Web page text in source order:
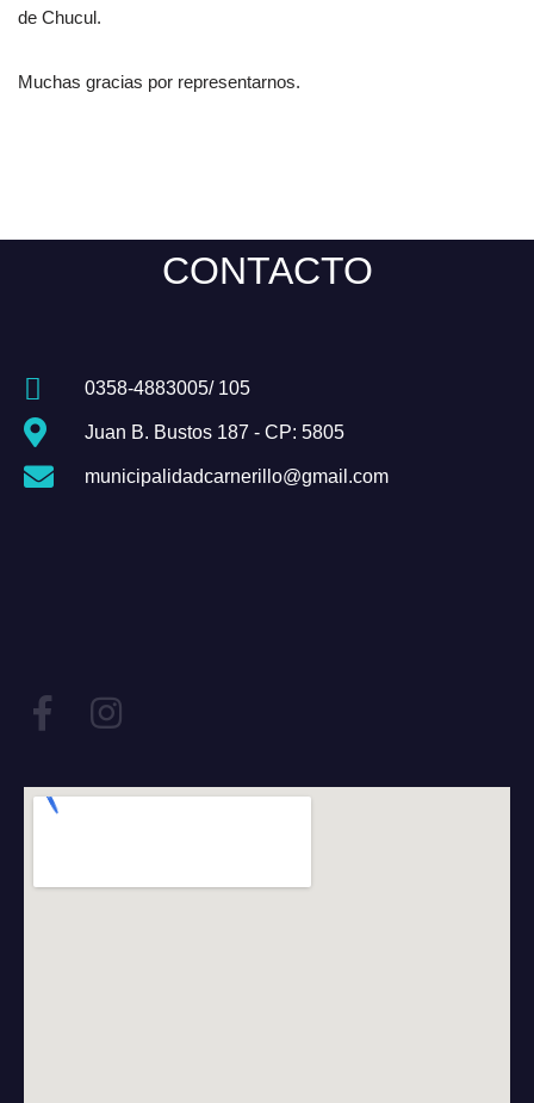
de Chucul.
Muchas gracias por representarnos.
CONTACTO
0358-4883005/ 105
Juan B. Bustos 187 - CP: 5805
municipalidadcarnerillo@gmail.com